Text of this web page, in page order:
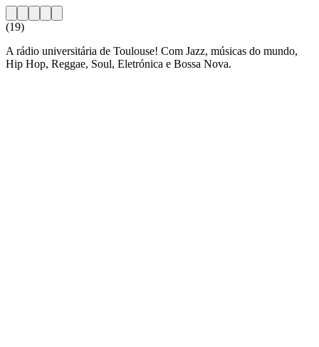
(19)
A rádio universitária de Toulouse! Com Jazz, músicas do mundo,
Hip Hop, Reggae, Soul, Eletrónica e Bossa Nova.